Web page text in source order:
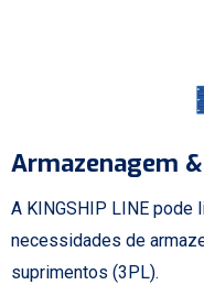
Armazenagem
A KINGSHIP LINE pode
necessidades de
suprimentos (3PL).